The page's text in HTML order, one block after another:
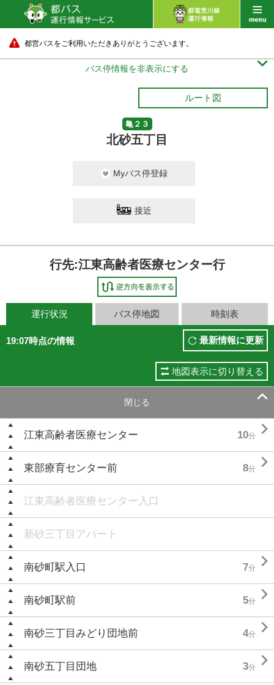
都営バスをご利用いただきありがとうございます。
バス停情報を非表示にする 
ルート図
亀２３
北砂五丁目
Myバス停登録
接近
行先:江東高齢者医療センター行
運行状況 バス停地図 時刻表
19:07時点の情報 最新情報に更新
地図表示に切り替える
閉じる 
江東高齢者医療センター 10分 
東部療育センター前 8分 
江東高齢者医療センター入口
新砂三丁目アパート
南砂町駅入口 7分 
南砂町駅前 5分 
南砂三丁目みどり団地前 4分 
南砂五丁目団地 3分 